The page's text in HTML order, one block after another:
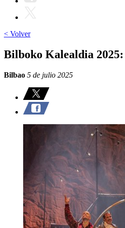
< Volver
Bilboko Kalealdia
Bilbao 5 de julio 2025